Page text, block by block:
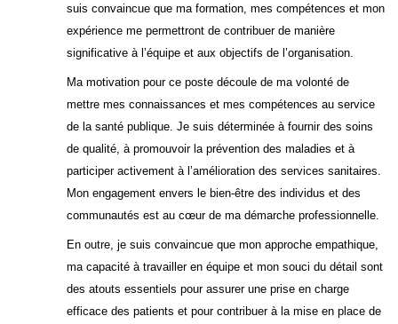
suis convaincue que ma formation, mes compétences et mon
expérience me permettront de contribuer de manière
significative à l’équipe et aux objectifs de l’organisation.
Ma motivation pour ce poste découle de ma volonté de
mettre mes connaissances et mes compétences au service
de la santé publique. Je suis déterminée à fournir des soins
de qualité, à promouvoir la prévention des maladies et à
participer activement à l’amélioration des services sanitaires.
Mon engagement envers le bien-être des individus et des
communautés est au cœur de ma démarche professionnelle.
En outre, je suis convaincue que mon approche empathique,
ma capacité à travailler en équipe et mon souci du détail sont
des atouts essentiels pour assurer une prise en charge
efficace des patients et pour contribuer à la mise en place de